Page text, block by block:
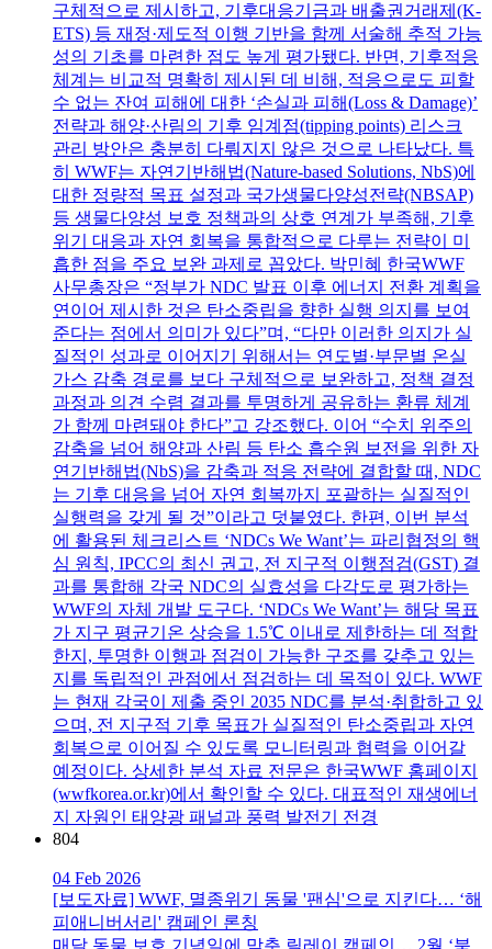
구체적으로 제시하고, 기후대응기금과 배출권거래제(K-
ETS) 등 재정·제도적 이행 기반을 함께 서술해 추적 가능
성의 기초를 마련한 점도 높게 평가됐다. 반면, 기후적응
체계는 비교적 명확히 제시된 데 비해, 적응으로도 피할
수 없는 잔여 피해에 대한 ‘손실과 피해(Loss & Damage)’
전략과 해양·산림의 기후 임계점(tipping points) 리스크
관리 방안은 충분히 다뤄지지 않은 것으로 나타났다. 특
히 WWF는 자연기반해법(Nature-based Solutions, NbS)에
대한 정량적 목표 설정과 국가생물다양성전략(NBSAP)
등 생물다양성 보호 정책과의 상호 연계가 부족해, 기후
위기 대응과 자연 회복을 통합적으로 다루는 전략이 미
흡한 점을 주요 보완 과제로 꼽았다. 박민혜 한국WWF
사무총장은 “정부가 NDC 발표 이후 에너지 전환 계획을
연이어 제시한 것은 탄소중립을 향한 실행 의지를 보여
준다는 점에서 의미가 있다”며, “다만 이러한 의지가 실
질적인 성과로 이어지기 위해서는 연도별·부문별 온실
가스 감축 경로를 보다 구체적으로 보완하고, 정책 결정
과정과 의견 수렴 결과를 투명하게 공유하는 환류 체계
가 함께 마련돼야 한다”고 강조했다. 이어 “수치 위주의
감축을 넘어 해양과 산림 등 탄소 흡수원 보전을 위한 자
연기반해법(NbS)을 감축과 적응 전략에 결합할 때, NDC
는 기후 대응을 넘어 자연 회복까지 포괄하는 실질적인
실행력을 갖게 될 것”이라고 덧붙였다. 한편, 이번 분석
에 활용된 체크리스트 ‘NDCs We Want’는 파리협정의 핵
심 원칙, IPCC의 최신 권고, 전 지구적 이행점검(GST) 결
과를 통합해 각국 NDC의 실효성을 다각도로 평가하는
WWF의 자체 개발 도구다. ‘NDCs We Want’는 해당 목표
가 지구 평균기온 상승을 1.5℃ 이내로 제한하는 데 적합
한지, 투명한 이행과 점검이 가능한 구조를 갖추고 있는
지를 독립적인 관점에서 점검하는 데 목적이 있다. WWF
는 현재 각국이 제출 중인 2035 NDC를 분석·취합하고 있
으며, 전 지구적 기후 목표가 실질적인 탄소중립과 자연
회복으로 이어질 수 있도록 모니터링과 협력을 이어갈
예정이다. 상세한 분석 자료 전문은 한국WWF 홈페이지
(wwfkorea.or.kr)에서 확인할 수 있다. 대표적인 재생에너
지 자원인 태양광 패널과 풍력 발전기 전경
804
04 Feb 2026
[보도자료] WWF, 멸종위기 동물 '팬심'으로 지킨다… ‘해
피애니버서리' 캠페인 론칭